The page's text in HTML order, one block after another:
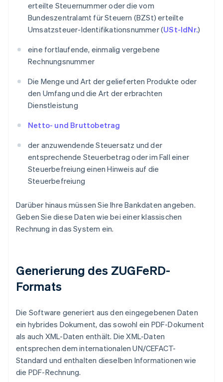
erteilte Steuernummer oder die vom
Bundeszentralamt für Steuern (BZSt) erteilte
Umsatzsteuer-Identifikationsnummer (USt-IdNr.)
eine fortlaufende, einmalig vergebene
Rechnungsnummer
Die Menge und Art der gelieferten Produkte oder
den Umfang und die Art der erbrachten
Dienstleistung
Netto- und Bruttobetrag
der anzuwendende Steuersatz und der
entsprechende Steuerbetrag oder im Fall einer
Steuerbefreiung einen Hinweis auf die
Steuerbefreiung
Darüber hinaus müssen Sie Ihre Bankdaten angeben.
Geben Sie diese Daten wie bei einer klassischen
Rechnung in das System ein.
Generierung des ZUGFeRD-
Formats
Die Software generiert aus den eingegebenen Daten
ein hybrides Dokument, das sowohl ein PDF-Dokument
als auch XML-Daten enthält. Die XML-Daten
entsprechen dem internationalen UN/CEFACT-
Standard und enthalten dieselben Informationen wie
die PDF-Rechnung.